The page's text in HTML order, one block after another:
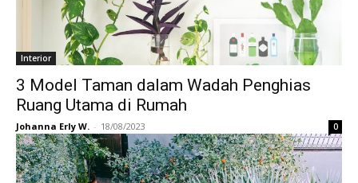
Interior
3 Model Taman dalam Wadah Penghias
Ruang Utama di Rumah
Johanna Erly W. - 18/08/2023 0